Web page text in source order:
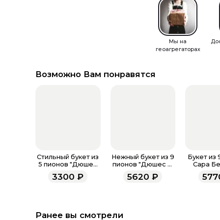
Мы на
геоагрегаторах
Возможно Вам понравятся
Стильный букет из
5 пионов "Дюшес
3300 ₽
Нежный букет из 9
пионов "Дюшес Д
5620 ₽
Букет из
Сара
Ранее вы смотрели